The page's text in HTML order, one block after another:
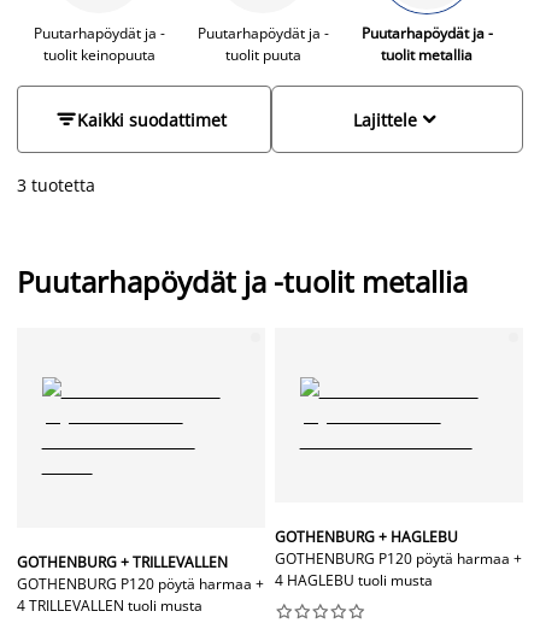
Puutarhapöydät ja -
tuolit keinopuuta
Puutarhapöydät ja -
tuolit puuta
Puutarhapöydät ja -
tuolit metallia
Kaikki suodattimet 
Lajittele
3 tuotetta
Puutarhapöydät ja -tuolit metallia
GOTHENBURG + TRILLEVALLEN
GOTHENBURG P120 pöytä harmaa +
4 TRILLEVALLEN tuoli musta
GOTHENBURG + HAGLEBU
GOTHENBURG P120 pöytä harmaa +
4 HAGLEBU tuoli musta





